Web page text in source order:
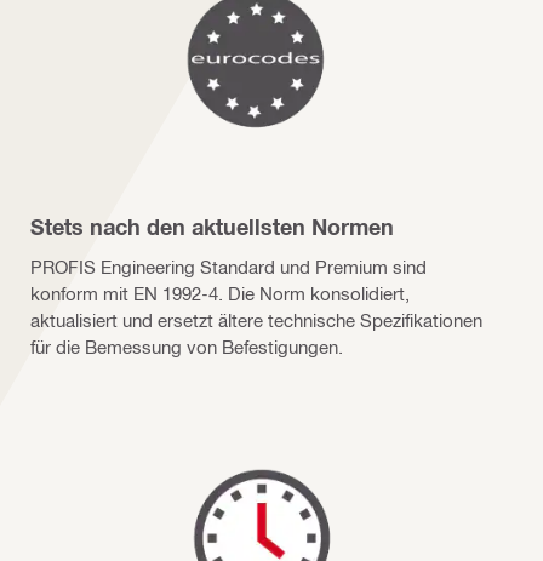
Stets nach den aktuellsten Normen
PROFIS Engineering Standard und Premium sind
konform mit EN 1992-4. Die Norm konsolidiert,
aktualisiert und ersetzt ältere technische Spezifikationen
für die Bemessung von Befestigungen.